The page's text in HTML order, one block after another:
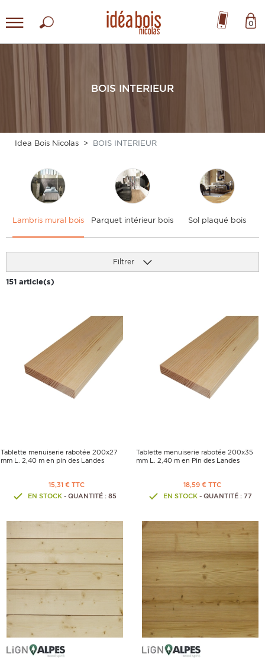
0
BOIS INTERIEUR
Idea Bois Nicolas BOIS INTERIEUR
Lambris mural bois Parquet intérieur bois Sol plaqué bois
Filtrer
151 article(s)
Tablette menuiserie rabotée 200x27
mm L. 2,40 m en pin des Landes
15,31 € TTC
EN STOCK- QUANTITÉ : 85
Tablette menuiserie rabotée 200x35
mm L. 2,40 m en Pin des Landes
18,59 € TTC
EN STOCK- QUANTITÉ : 77